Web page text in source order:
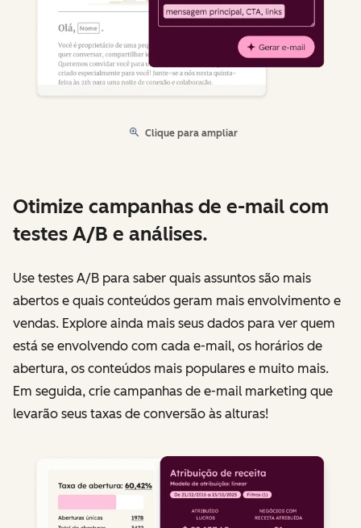
Clique para ampliar
Otimize campanhas de e-mail com
testes A/B e análises.
Use testes A/B para saber quais assuntos são mais
abertos e quais conteúdos geram mais envolvimento e
vendas. Explore ainda mais seus dados para ver quem
está se envolvendo com cada e-mail, os horários de
abertura, os conteúdos mais populares e muito mais.
Em seguida, crie campanhas de e-mail marketing que
levarão seus taxas de conversão às alturas!